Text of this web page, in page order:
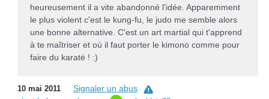
heureusement il a vite abandonné l'idée. Apparemment
le plus violent c'est le kung-fu, le judo me semble alors
une bonne alternative. C'est un art martial qui t'apprend
à te maîtriser et où il faut porter le kimono comme pour
faire du karaté ! :)
10 mai 2011
Signaler un abus